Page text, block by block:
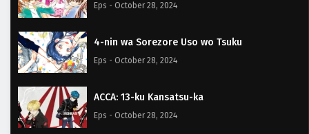
Eps - October 28, 2024
4-nin wa Sorezore Uso wo Tsuku
Eps - October 28, 2024
ACCA: 13-ku Kansatsu-ka
Eps - October 28, 2024